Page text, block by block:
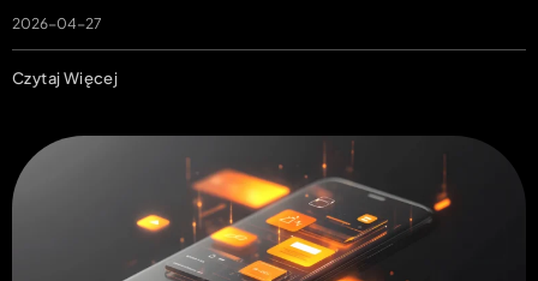
2026-04-27
Czytaj Więcej